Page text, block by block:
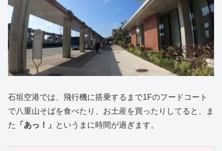
石垣空港では、飛行機に搭乗するまで1Fのフードコート
で八重山そばを食べたり、お土産を買ったりしてると、ま
た
「あっ！」 というまに時間が過ぎます。